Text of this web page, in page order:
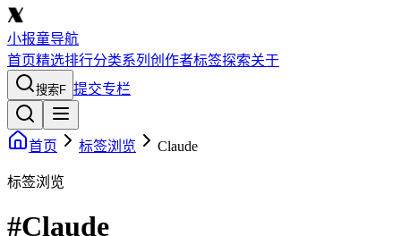
小报童导航
首页精选排行分类系列 创作者标签探索关于
搜索F 提交专栏
首页 标签浏览 Claude
标签浏览
#Claude